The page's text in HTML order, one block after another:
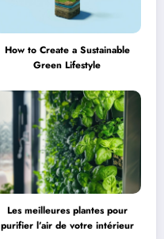
How to Create a Sustainable
Green Lifestyle
Les meilleures plantes pour
purifier l’air de votre intérieur